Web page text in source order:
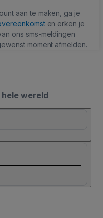
aan te maken, ga je
en erken je
ons sms-meldingen
moment afmelden.
wereld